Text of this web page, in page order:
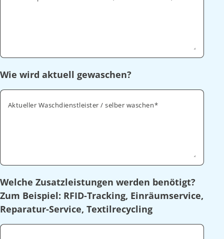
Wie wird aktuell gewaschen?
Aktueller Waschdienstleister / selber waschen
Welche Zusatzleistungen werden benötigt?
Zum Beispiel: RFID-Tracking, Einräumservice,
Reparatur-Service, Textilrecycling